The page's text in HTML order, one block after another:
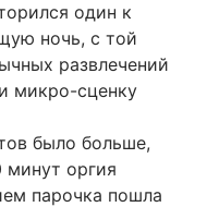
один к
ночь, с той
развлечений
микро-сценку
было больше,
минут оргия
парочка пошла